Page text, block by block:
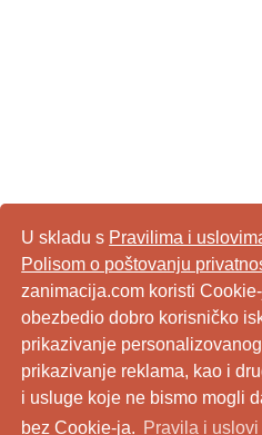
U skladu s Pravilima i
Polisom o poštovanju
zanimacija.com koristi
obezbedio dobro korisničko
prikazivanje
prikazivanje reklama, kao i
i usluge koje ne bismo mogli
bez Cookie-ja. Pravila i